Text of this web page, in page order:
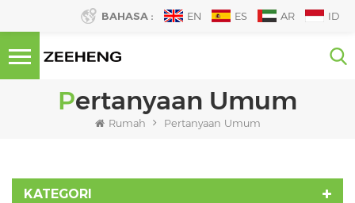
BAHASA : EN ES AR ID
Pertanyaan Umum
Rumah Pertanyaan Umum
KATEGORI